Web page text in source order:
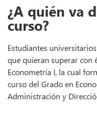
¿A quién va
curso?
Estudiantes
que quieran superar con
Econometría I, la cual
curso del Grado en
Administración y